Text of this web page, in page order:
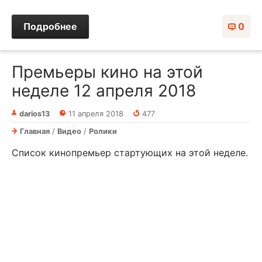
0
Подробнее
Премьеры кино на этой
неделе 12 апреля 2018
darios13 11 апреля 2018
477
Главная / Видео / Ролики
Список кинопремьер стартующих на этой неделе.